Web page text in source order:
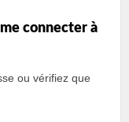
connecter à
ou vérifiez que